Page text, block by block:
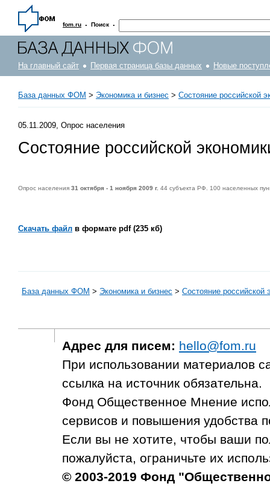
fom.ru · Поиск ·
На главный сайт Первая страница базы данных Новые
База данных ФОМ > Экономика и бизнес > Состояние российской
05.11.2009, Опрос населения
Состояние российской
Опрос населения 31 октября - 1 ноября 2009 г. 44 субъекта РФ. 100 населенных
Скачать файл в формате pdf (235 кб)
База данных ФОМ > Экономика и бизнес > Состояние российской
Адрес для писем: hello@fom.ru
При использовании материалов
ссылка на источник обязательна.
Фонд Общественное Мнение
сервисов и повышения удобства
Если вы не хотите, чтобы ваши
пожалуйста, ограничьте их
© 2003-2019 Фонд